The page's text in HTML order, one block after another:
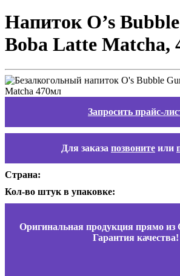
Напиток O’s
Boba Latte Matcha,
Запросить прайс-
Для заказа позвоните или
Страна:
Кол-во штук в упаковке:
Оригинальная продукция прямо
Гарантия качества!